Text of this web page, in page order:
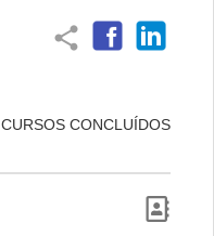
share
CURSOS CONCLUÍDOS